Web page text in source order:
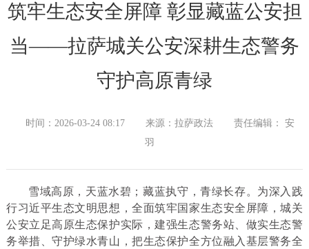
筑牢生态安全屏障 彰显藏蓝公安担
当——拉萨城关公安深耕生态警务
守护高原青绿
时间：2026-03-24 08:17 来源：拉萨政法
责任编辑： 安
羽
雪域高原，天蓝水碧；藏蓝执守，青绿长存。为深入践
行习近平生态文明思想，全面筑牢国家生态安全屏障，城关
公安立足高原生态保护实际，建强生态警务站、做实生态警
务举措、守护绿水青山，把生态保护全方位融入基层警务全